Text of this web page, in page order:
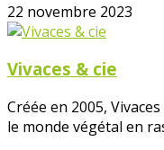
22 novembre 2023
Vivaces & cie
Créée en 2005,
le monde végétal en